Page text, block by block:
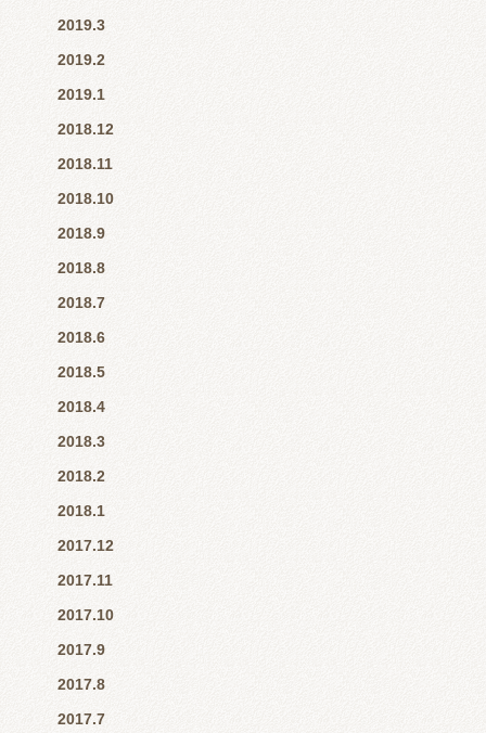
2019.3
2019.2
2019.1
2018.12
2018.11
2018.10
2018.9
2018.8
2018.7
2018.6
2018.5
2018.4
2018.3
2018.2
2018.1
2017.12
2017.11
2017.10
2017.9
2017.8
2017.7